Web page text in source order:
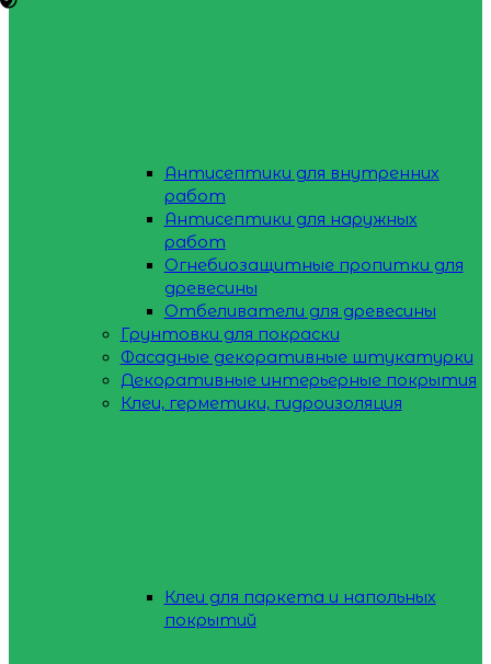
Антисептики для внутренних
работ
Антисептики для наружных
работ
Огнебиозащитные пропитки для
древесины
Отбеливатели для древесины
Грунтовки для покраски
Фасадные декоративные штукатурки
Декоративные интерьерные покрытия
Клеи, герметики, гидроизоляция
Клеи для паркета и напольных
покрытий